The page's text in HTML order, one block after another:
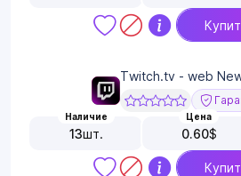
Twitch.tv - web
Наличие
13шт.
Цена
0.60$